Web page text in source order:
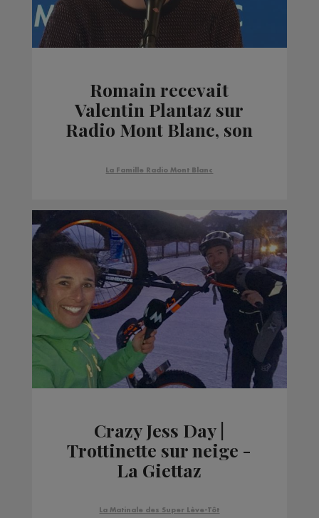
Romain recevait
Valentin Plantaz sur
Radio Mont Blanc, son
La Famille Radio Mont Blanc
Crazy Jess Day |
Trottinette sur neige -
La Giettaz
La Matinale des Super Lève-Tôt